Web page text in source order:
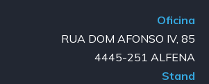
Oficina
RUA DOM AFONSO IV, 85
4445-251 ALFENA
Stand